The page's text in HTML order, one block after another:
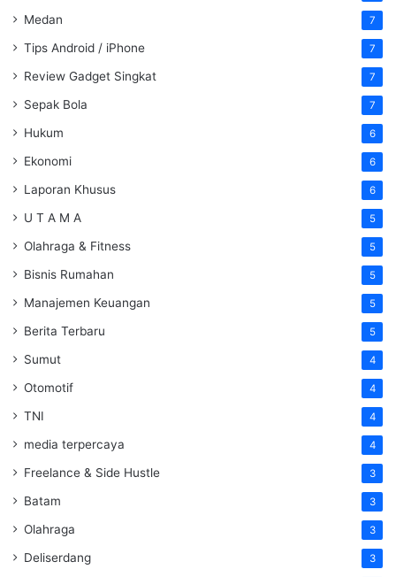
Medan 7
Tips Android / iPhone 7
Review Gadget Singkat 7
Sepak Bola 7
Hukum 6
Ekonomi 6
Laporan Khusus 6
U T A M A 5
Olahraga & Fitness 5
Bisnis Rumahan 5
Manajemen Keuangan 5
Berita Terbaru 5
Sumut 4
Otomotif 4
TNI 4
media terpercaya 4
Freelance & Side Hustle 3
Batam 3
Olahraga 3
Deliserdang 3